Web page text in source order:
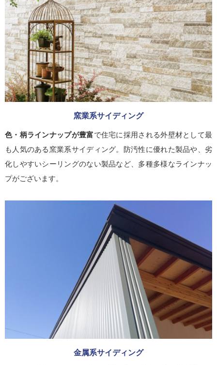
窯業系サイディング
色・柄ラインナップが豊富で住宅に採用される外壁材として最
も人気のある窯業系サイディング。防汚性に優れた製品や、劣
化しやすいシーリングのない製品など、多種多様なラインナッ
プがございます。
金属系サイディング